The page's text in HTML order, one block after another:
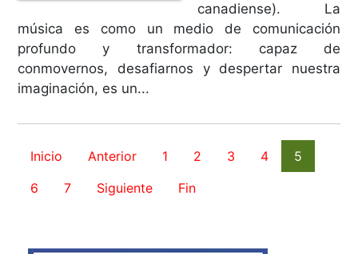
canadiense). La
música es como un medio de comunicación
profundo y transformador: capaz de
conmovernos, desafiarnos y despertar nuestra
imaginación, es un...
Inicio Anterior 1 2 3 4
5
6
7 Siguiente Fin